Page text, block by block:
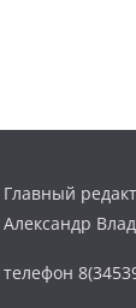
Главный
Александр
телефон